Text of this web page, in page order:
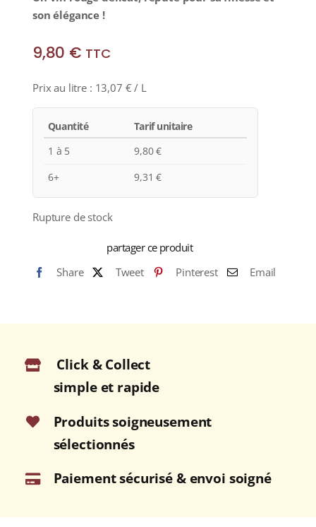
son élégance !
9,80 € TTC
Prix au litre : 13,07 € / L
Quantité
Tarif unitaire
1 à 5
9,80€
6+
9,31€
Rupture de stock
partager ce produit
Share
Tweet Pinterest Email
Click & Collect
simple et rapide
Produits soigneusement
sélectionnés
Paiement sécurisé & envoi soigné